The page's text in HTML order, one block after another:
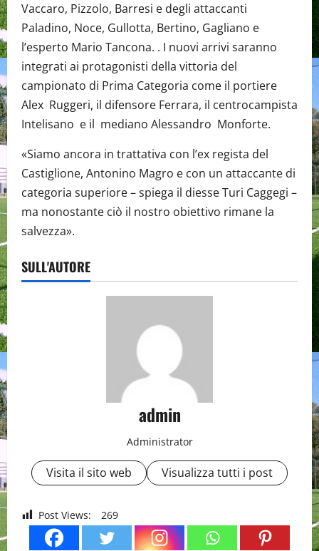
Vaccaro, Pizzolo, Barresi e degli attaccanti
Paladino, Noce, Gullotta, Bertino, Gagliano e
l’esperto Mario Tancona. . I nuovi arrivi saranno
integrati ai protagonisti della vittoria del
campionato di Prima Categoria come il portiere
Alex Ruggeri, il difensore Ferrara, il centrocampista
Intelisano e il mediano Alessandro Monforte.
«Siamo ancora in trattativa con l’ex regista del
Castiglione, Antonino Magro e con un attaccante di
categoria superiore – spiega il diesse Turi Caggegi –
ma nonostante ciò il nostro obiettivo rimane la
salvezza».
SULL'AUTORE
admin
Administrator
Visita il sito web Visualizza tutti i post
Post Views: 269